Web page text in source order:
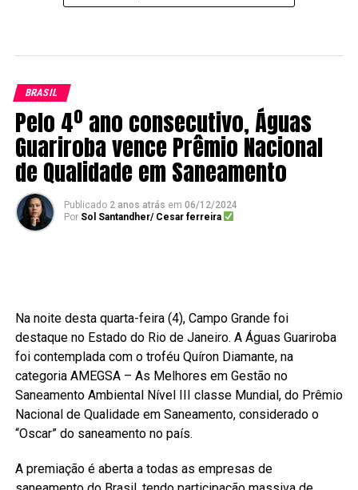
BRASIL
Pelo 4º ano consecutivo, Águas
Guariroba vence Prêmio Nacional
de Qualidade em Saneamento
Publicado 2 anos atrás em 06/12/2024
Por Sol Santandher/ Cesar ferreira
Na noite desta quarta-feira (4), Campo Grande foi
destaque no Estado do Rio de Janeiro. A Águas Guariroba
foi contemplada com o troféu Quíron Diamante, na
categoria AMEGSA – As Melhores em Gestão no
Saneamento Ambiental Nível III classe Mundial, do Prêmio
Nacional de Qualidade em Saneamento, considerado o
“Oscar” do saneamento no país.
A premiação é aberta a todas as empresas de